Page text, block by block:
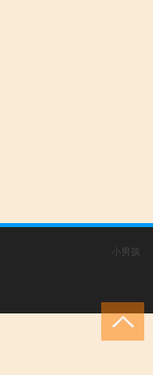
小男孩